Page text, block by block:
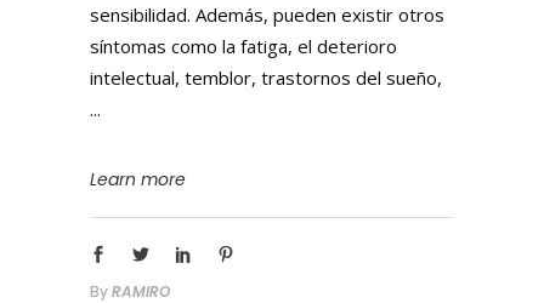
sensibilidad. Además, pueden existir otros
síntomas como la fatiga, el deterioro
intelectual, temblor, trastornos del sueño,
Learn more
ByRAMIRO